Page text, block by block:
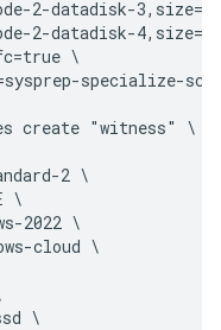
2-datadisk-
2-datadisk-
\
specialize-
create "witness" \
2 \
\
2022 \
cloud \
\